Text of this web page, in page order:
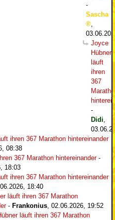
-
Sascha
Joyce
Hübner
läuft
ihren
367
-
Didi
ihren 367 Marathon hintereinander
08:38
367 Marathon hintereinander-
18:03
ihren 367 Marathon hintereinander
18:40
läuft ihren 367 Marathon
- Frankonius 02.06.2026, 19:52
läuft ihren 367 Marathon